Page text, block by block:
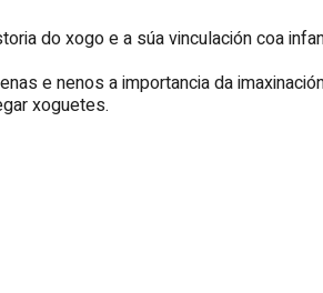
do xogo e a súa vinculación coa
e nenos a importancia da
xoguetes.